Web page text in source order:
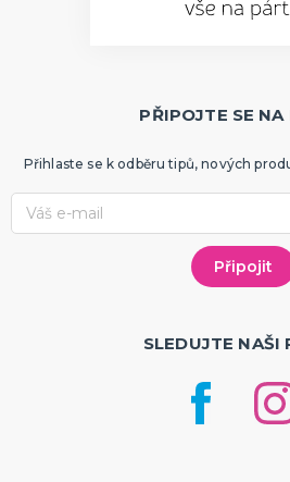
PŘIPOJTE SE NA
Přihlaste se k odběru tipů, nových
SLEDUJTE NAŠI